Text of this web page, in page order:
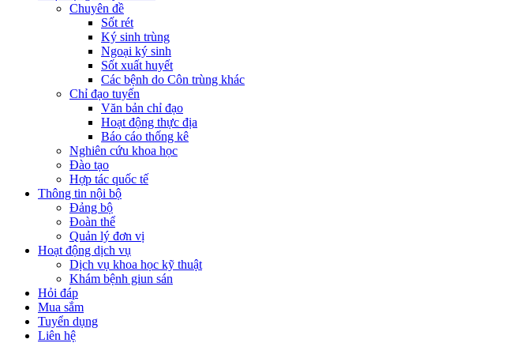
Chuyên đề
Sốt rét
Ký sinh trùng
Ngoại ký sinh
Sốt xuất huyết
Các bệnh do Côn trùng khác
Chỉ đạo tuyến
Văn bản chỉ đạo
Hoạt động thực địa
Báo cáo thống kê
Nghiên cứu khoa học
Đào tạo
Hợp tác quốc tế
Thông tin nội bộ
Đảng bộ
Đoàn thể
Quản lý đơn vị
Hoạt động dịch vụ
Dịch vụ khoa học kỹ thuật
Khám bệnh giun sán
Hỏi đáp
Mua sắm
Tuyển dụng
Liên hệ